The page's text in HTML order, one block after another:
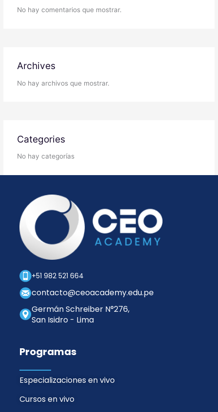
No hay comentarios que mostrar.
Archives
No hay archivos que mostrar.
Categories
No hay categorías
+51 982 521 664
contacto@ceoacademy.edu.pe
Germán Schreiber N°276,
San Isidro - Lima
Programas
Especializaciones en vivo
Cursos en vivo